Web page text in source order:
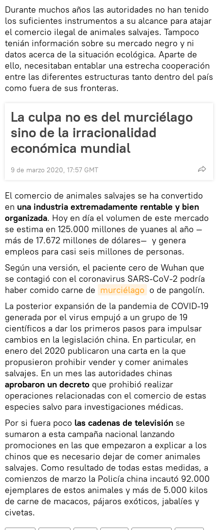
Durante muchos años las autoridades no han tenido
los suficientes instrumentos a su alcance para atajar
el comercio ilegal de animales salvajes. Tampoco
tenián información sobre su mercado negro y ni
datos acerca de la situación ecológica. Aparte de
ello, necesitaban entablar una estrecha cooperación
entre las diferentes estructuras tanto dentro del país
como fuera de sus fronteras.
La culpa no es del murciélago
sino de la irracionalidad
económica mundial
9 de marzo 2020, 17:57 GMT
El comercio de animales salvajes se ha convertido
en una industria extremadamente rentable y bien
organizada. Hoy en día el volumen de este mercado
se estima en 125.000 millones de yuanes al año —
más de 17.672 millones de dólares— y genera
empleos para casi seis millones de personas.
Según una versión, el paciente cero de Wuhan que
se contagió con el coronavirus SARS-CoV-2 podría
haber comido carne de murciélago o de pangolín.
La posterior expansión de la pandemia de COVID-19
generada por el virus empujó a un grupo de 19
científicos a dar los primeros pasos para impulsar
cambios en la legislación china. En particular, en
enero del 2020 publicaron una carta en la que
propusieron prohibir vender y comer animales
salvajes. En un mes las autoridades chinas
aprobaron un decreto que prohibió realizar
operaciones relacionadas con el comercio de estas
especies salvo para investigaciones médicas.
Por si fuera poco las cadenas de televisión se
sumaron a esta campaña nacional lanzando
promociones en las que empezaron a explicar a los
chinos que es necesario dejar de comer animales
salvajes. Como resultado de todas estas medidas, a
comienzos de marzo la Policía china incautó 92.000
ejemplares de estos animales y más de 5.000 kilos
de carne de macacos, pájaros exóticos, jabalíes y
civetas.